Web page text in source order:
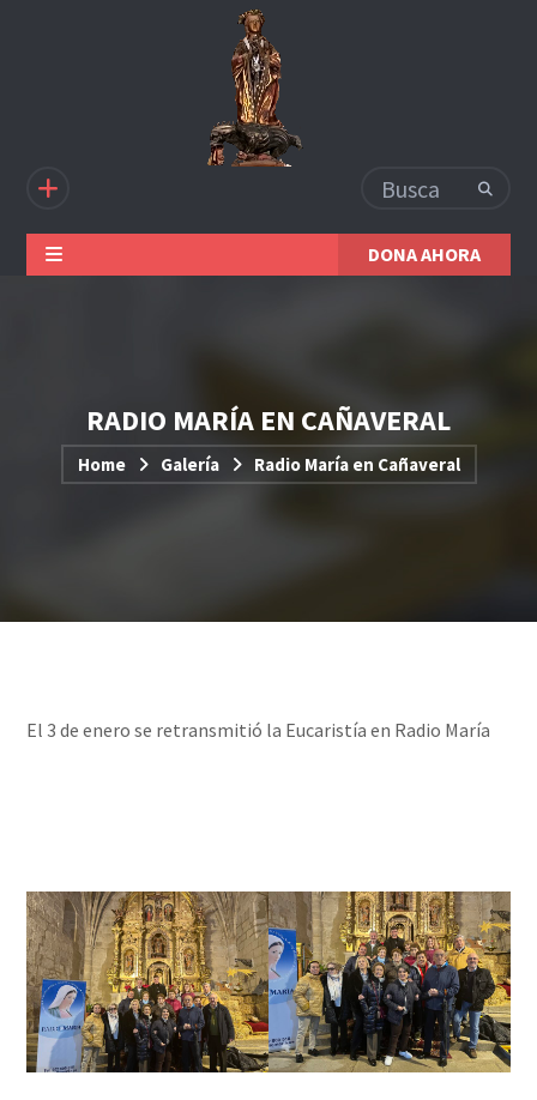
DONA AHORA
RADIO MARÍA EN CAÑAVERAL
Home Galería Radio María en Cañaveral
El 3 de enero se retransmitió la Eucaristía en Radio María